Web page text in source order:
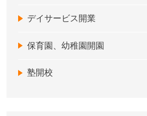
デイサービス開業
保育園、幼稚園開園
塾開校